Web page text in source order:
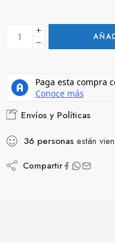
Envíos y Políticas
36 personas están
Compartir